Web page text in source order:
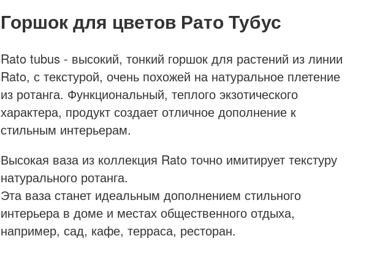
Горшок для цветов Рато Тубус
Rato tubus - высокий, тонкий горшок для растений из линии
Rato, с текстурой, очень похожей на натуральное плетение
из ротанга. Функциональный, теплого экзотического
характера, продукт создает отличное дополнение к
стильным интерьерам.
Высокая ваза из коллекция Rato точно имитирует текстуру
натурального ротанга.
Эта ваза станет идеальным дополнением стильного
интерьера в доме и местах общественного отдыха,
например, сад, кафе, терраса, ресторан.